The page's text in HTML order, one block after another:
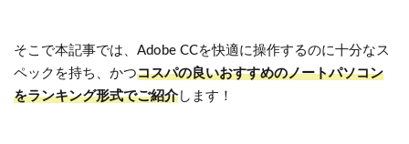
そこで本記事では、Adobe CCを快適に操作するのに十分なス
ペックを持ち、かつコスパの良いおすすめのノートパソコン
をランキング形式でご紹介します！